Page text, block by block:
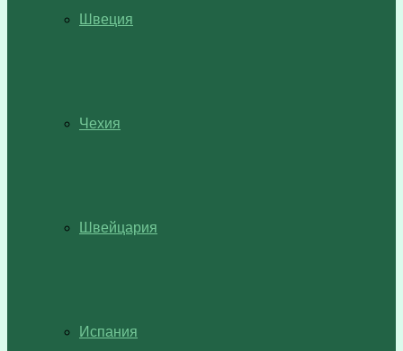
Швеция
Чехия
Швейцария
Испания